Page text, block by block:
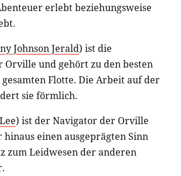
erlebt beziehungsweise
Johnson Jerald) ist die
Orville und gehört zu den besten
Flotte. Die Arbeit auf der
sie förmlich.
) ist der Navigator der Orville
einen ausgeprägten Sinn
zum Leidwesen der anderen